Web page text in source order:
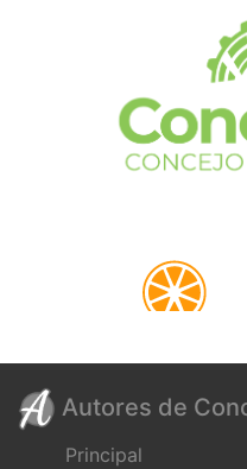
Autores de
Principal